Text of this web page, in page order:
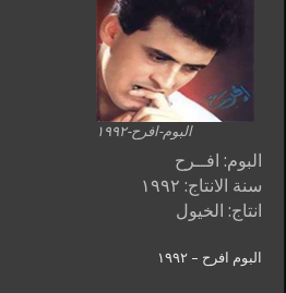
البوم-افرح-١٩٩٢
البوم: افــرح
سنة الانتاج: ١٩٩٢
انتاج: الخيول
البوم افرح – ١٩٩٢